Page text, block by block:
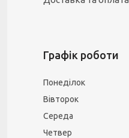
Графік роботи
Понеділок
Вівторок
Середа
Четвер